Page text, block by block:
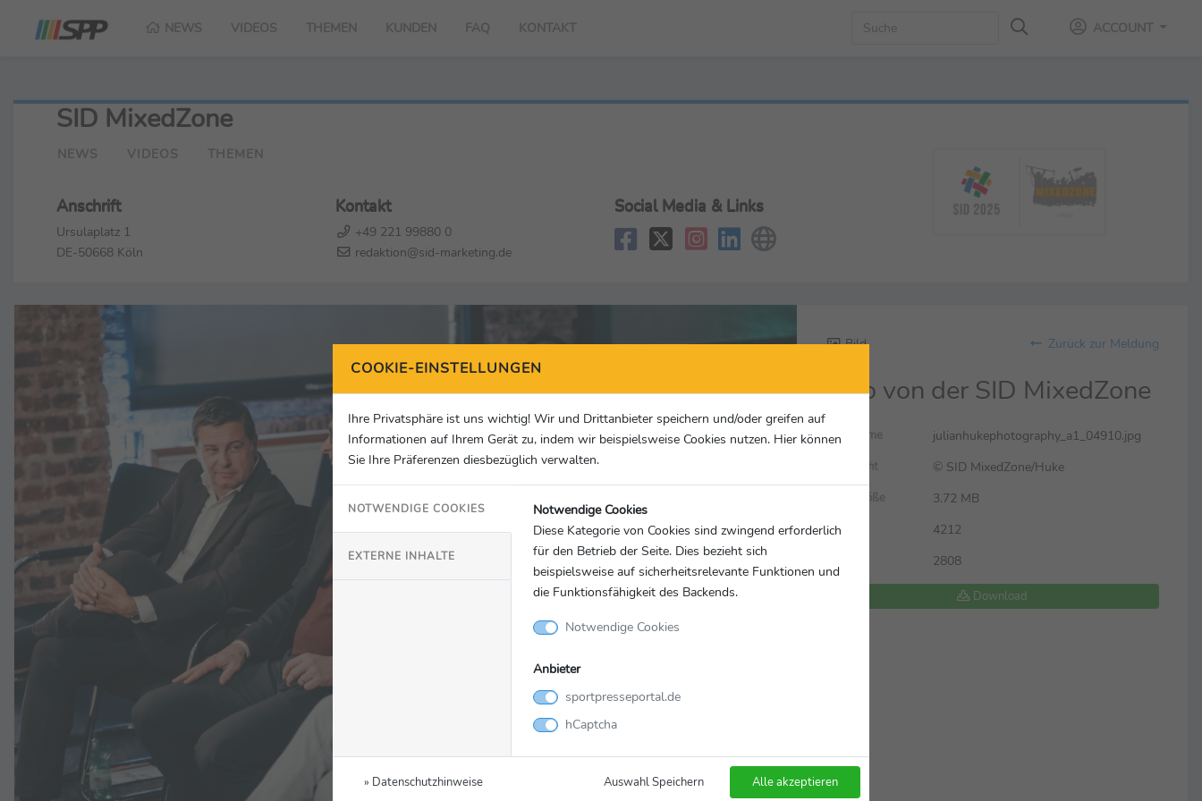
NEWS VIDEOS THEMEN KUNDEN FAQ KONTAKT ACCOUNT
SID MixedZone
NEWS VIDEOS THEMEN
Anschrift
Ursulaplatz 1
DE-50668 Köln
Kontakt
+49 221 99880 0
redaktion@sid-marketing.de
Social Media & Links
Bild Zurück zur Meldung
Foto von der SID MixedZone
Dateiname julianhukephotography_a1_04910.jpg
Copyright © SID MixedZone/Huke
Dateigröße 3.72 MB
Breite 4212
2808
Download
COOKIE-EINSTELLUNGEN
Ihre Privatsphäre ist uns wichtig! Wir und Drittanbieter speichern und/oder greifen auf
Informationen auf Ihrem Gerät zu, indem wir beispielsweise Cookies nutzen. Hier können
Sie Ihre Präferenzen diesbezüglich verwalten.
NOTWENDIGE COOKIES
EXTERNE INHALTE
Notwendige Cookies
Diese Kategorie von Cookies sind zwingend erforderlich
für den Betrieb der Seite. Dies bezieht sich
beispielsweise auf sicherheitsrelevante Funktionen und
die Funktionsfähigkeit des Backends.
Notwendige Cookies
Anbieter
sportpresseportal.de
hCaptcha
» Datenschutzhinweise Auswahl Speichern Alle akzeptieren